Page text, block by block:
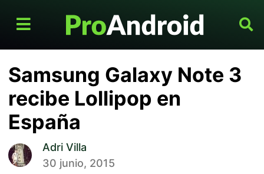
Samsung Galaxy Note 3
recibe Lollipop en
España
Adri Villa
30 junio, 2015